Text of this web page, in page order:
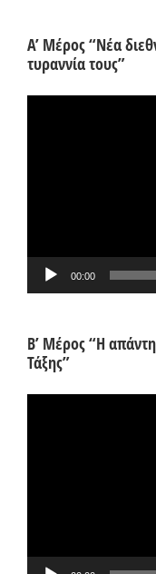
Α’ Μέρος “Νέα
τυραννία τους”
00:00
Β’ Μέρος “Η
Τάξης”